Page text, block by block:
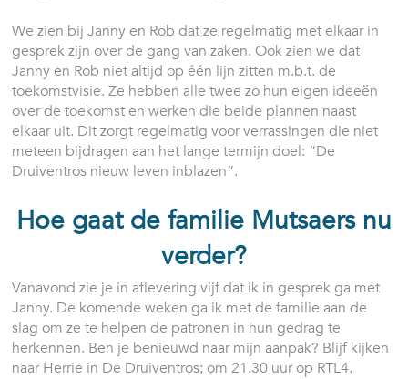
We zien bij Janny en Rob dat ze regelmatig met elkaar in
gesprek zijn over de gang van zaken. Ook zien we dat
Janny en Rob niet altijd op één lijn zitten m.b.t. de
toekomstvisie. Ze hebben alle twee zo hun eigen ideeën
over de toekomst en werken die beide plannen naast
elkaar uit. Dit zorgt regelmatig voor verrassingen die niet
meteen bijdragen aan het lange termijn doel: “De
Druiventros nieuw leven inblazen”.
Hoe gaat de familie Mutsaers nu
verder?
Vanavond zie je in aflevering vijf dat ik in gesprek ga met
Janny. De komende weken ga ik met de familie aan de
slag om ze te helpen de patronen in hun gedrag te
herkennen. Ben je benieuwd naar mijn aanpak? Blijf kijken
naar Herrie in De Druiventros; om 21.30 uur op RTL4.